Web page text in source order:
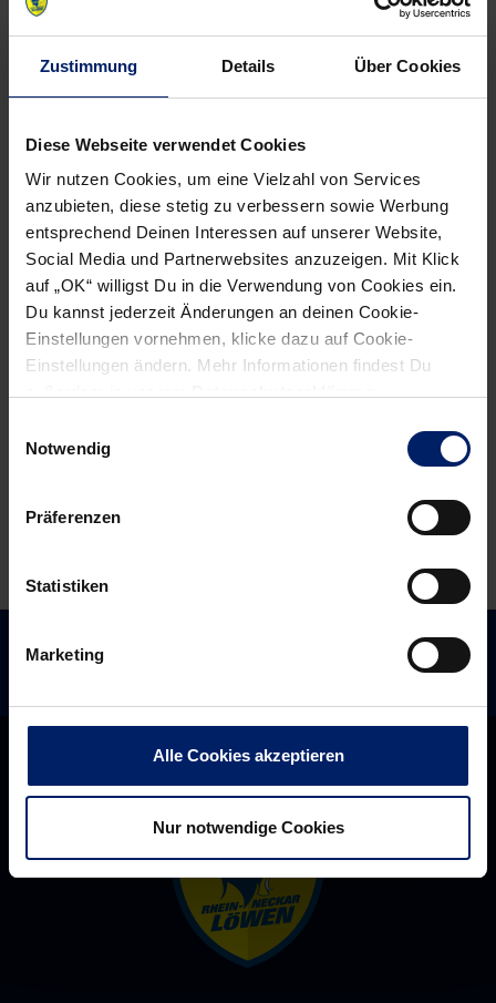
Zustimmung Details Über Cookies
Diese Webseite verwendet Cookies
Wir nutzen Cookies, um eine Vielzahl von Services
anzubieten, diese stetig zu verbessern sowie Werbung
entsprechend Deinen Interessen auf unserer Website,
Social Media und Partnerwebsites anzuzeigen. Mit Klick
auf „OK“ willigst Du in die Verwendung von Cookies ein.
Du kannst jederzeit Änderungen an deinen Cookie-
Einstellungen vornehmen, klicke dazu auf Cookie-
Einstellungen ändern. Mehr Informationen findest Du
Notwendig
Präferenzen
Statistiken
Marketing
Alle Cookies akzeptieren
Nur notwendige Cookies
Wenn du per E-Mail über Aktuelles aus der Löwenwelt
navigation
previous
News:
Bundesligaspiel
gegen
VfL
Gummersbach
terminiert
Alle News anzeigen
newst
News:
Große
Ehre
für
Uwe
Gensheimer